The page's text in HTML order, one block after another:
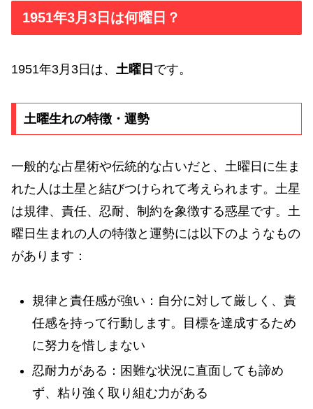
1951年3月3日は何曜日？
1951年3月3日は、 土曜日 です。
土曜生れの特徴・運勢
一般的な占星術や伝統的な占いだと、土曜日に生ま
れた人は土星と結びつけられて考えられます。土星
は規律、責任、忍耐、制約を象徴する惑星です。土
曜日生まれの人の特徴と運勢には以下のようなもの
があります：
規律と責任感が強い：自分に対して厳しく、責
任感を持って行動します。目標を達成するため
に努力を惜しまない
忍耐力がある：困難な状況に直面しても諦め
ず、粘り強く取り組む力がある